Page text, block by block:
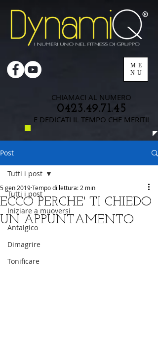
CHIAMACI AL NUMERO
0423.49.71.45
E DEDICATI IL TEMPO CHE MERITI!
ME
NU
Post
Tutti i post
Iniziare a muoversi
Antalgico
Dimagrire
Tonificare
Tutti i post
ECCO PERCHE' TI CHIEDO
UN APPUNTAMENTO
5 gen 2019Tempo di lettura: 2 min